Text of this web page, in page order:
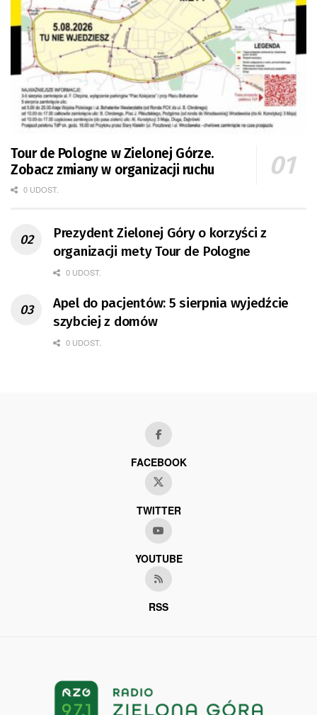
Tour de Pologne w Zielonej Górze.
Zobacz zmiany w organizacji ruchu
0 UDOST.
Prezydent Zielonej Góry o korzyści z
organizacji mety Tour de Pologne
0 UDOST.
Apel do pacjentów: 5 sierpnia wyjedźcie
szybciej z domów
0 UDOST.
FACEBOOK
TWITTER
YOUTUBE
RSS